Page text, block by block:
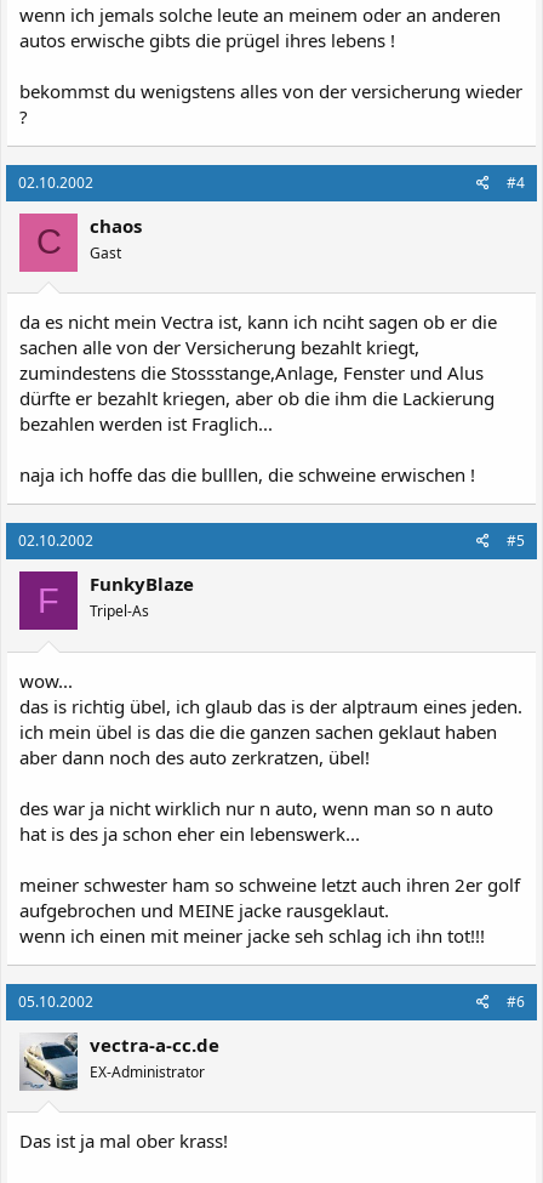
wenn ich jemals solche leute an meinem oder an anderen
autos erwische gibts die prügel ihres lebens !
bekommst du wenigstens alles von der versicherung wieder
?
02.10.2002 #4
C chaos
Gast
da es nicht mein Vectra ist, kann ich nciht sagen ob er die
sachen alle von der Versicherung bezahlt kriegt,
zumindestens die Stossstange,Anlage, Fenster und Alus
dürfte er bezahlt kriegen, aber ob die ihm die Lackierung
bezahlen werden ist Fraglich...
naja ich hoffe das die bulllen, die schweine erwischen !
02.10.2002 #5
F FunkyBlaze
Tripel-As
wow...
das is richtig übel, ich glaub das is der alptraum eines jeden.
ich mein übel is das die die ganzen sachen geklaut haben
aber dann noch des auto zerkratzen, übel!
des war ja nicht wirklich nur n auto, wenn man so n auto
hat is des ja schon eher ein lebenswerk...
meiner schwester ham so schweine letzt auch ihren 2er golf
aufgebrochen und MEINE jacke rausgeklaut.
wenn ich einen mit meiner jacke seh schlag ich ihn tot!!!
05.10.2002 #6
vectra-a-cc.de
EX-Administrator
Das ist ja mal ober krass!